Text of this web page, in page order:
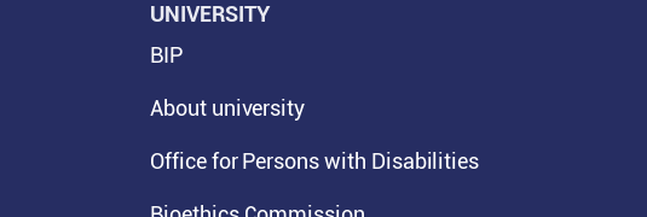
UNIVERSITY
BIP
About university
Office for Persons with Disabilities